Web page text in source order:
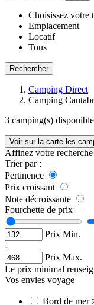
Choisissez votre
Emplacement
Locatif
Tous
Rechercher
Camping Direct
Camping
3 camping(s)
Voir
Affinez votre recherche
Trier par :
Pertinence
Prix croissant
Note décroissante
Fourchette de prix
Prix Min.
-
Prix Max.
Le prix minimal
Vos envies voyage
Bord de mer